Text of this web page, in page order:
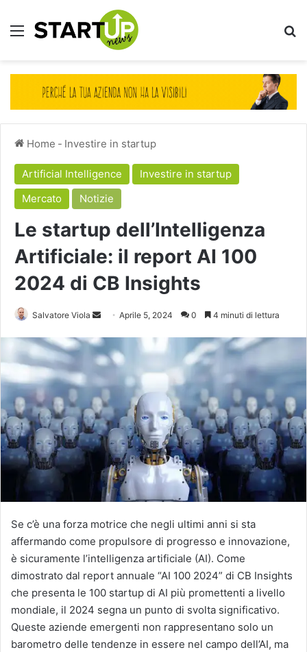
Menu
Home - Investire in startup
Artificial Intelligence
Investire in startup
Mercato
Notizie
Le startup dell’Intelligenza
Artificiale: il report AI 100
2024 di CB Insights
Salvatore Viola
Invia Aprile 5, 2024 0 4 minuti di lettura
Se c’è una forza motrice che negli ultimi anni si sta
affermando come propulsore di progresso e innovazione,
è sicuramente l’intelligenza artificiale (AI). Come
dimostrato dal report annuale “AI 100 2024” di CB Insights
che presenta le 100 startup di AI più promettenti a livello
mondiale, il 2024 segna un punto di svolta significativo.
Queste aziende emergenti non rappresentano solo un
barometro delle tendenze in essere nel campo dell’AI, ma